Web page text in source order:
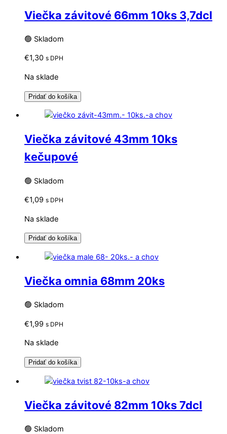
Viečka závitové 66mm 10ks 3,7dcl
🟢 Skladom
€1,30 s DPH
Na sklade
Pridať do košíka
Viečka závitové 43mm 10ks
kečupové
🟢 Skladom
€1,09 s DPH
Na sklade
Pridať do košíka
Viečka omnia 68mm 20ks
🟢 Skladom
€1,99 s DPH
Na sklade
Pridať do košíka
Viečka závitové 82mm 10ks 7dcl
🟢 Skladom